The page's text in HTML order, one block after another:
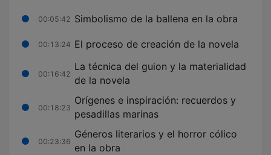
00:05:42 Simbolismo de la ballena en la obra
00:13:24 El proceso de creación de la novela
00:16:42
La técnica del guion y la materialidad
de la novela
00:18:23
Orígenes e inspiración: recuerdos y
pesadillas marinas
00:23:36
Géneros literarios y el horror cólico
en la obra